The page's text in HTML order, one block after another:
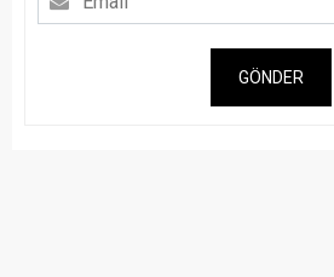
GÖNDER